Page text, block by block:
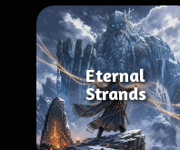
Eternal
Strands